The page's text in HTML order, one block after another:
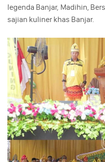
legenda Banjar, Madihin,
sajian kuliner khas Banjar.